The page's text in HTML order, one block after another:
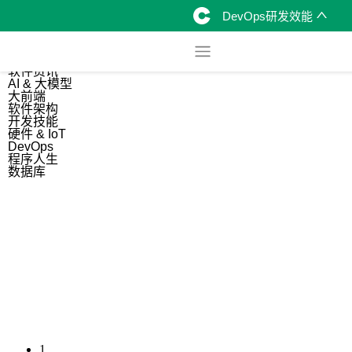
DevOps研发效能
软件资讯
AI & 大模型
大前端
软件架构
开发技能
硬件 & IoT
DevOps
程序人生
数据库
1